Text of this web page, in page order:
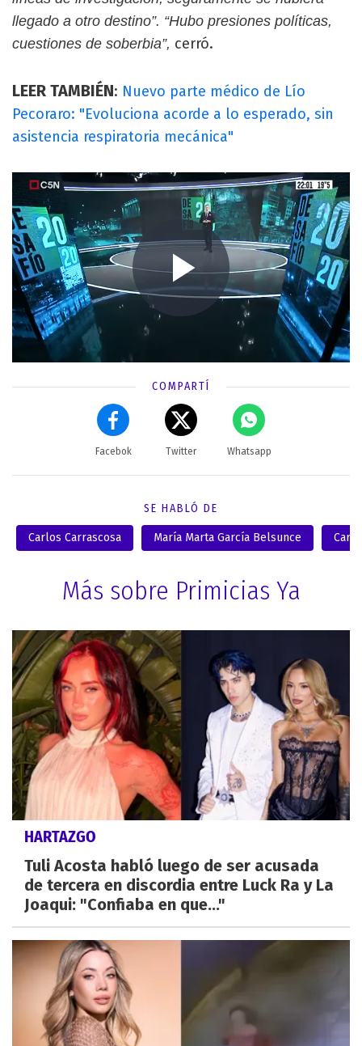
llegado a otro destino”. “Hubo presiones políticas,
cuestiones de soberbia”, cerró.
LEER TAMBIÉN: Nuevo parte médico de Lío
Pecoraro: "Evoluciona acorde a lo esperado, sin
asistencia respiratoria mecánica"
COMPARTÍ
Facebok Twitter Whatsapp
SE HABLÓ DE
Carlos Carrascosa María Marta García Belsunce
Más sobre Primicias Ya
HARTAZGO
Tuli Acosta habló luego de ser acusada
de tercera en discordia entre Luck Ra y La
Joaqui: "Confiaba en que..."